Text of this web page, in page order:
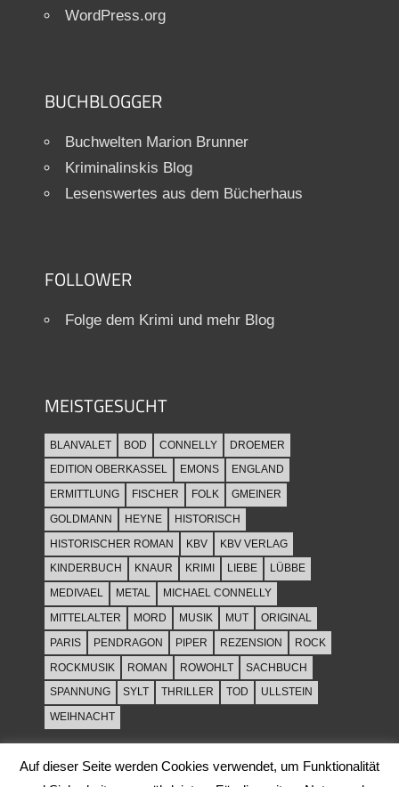
WordPress.org
BUCHBLOGGER
Buchwelten Marion Brunner
Kriminalinskis Blog
Lesenswertes aus dem Bücherhaus
FOLLOWER
Folge dem Krimi und mehr Blog
MEISTGESUCHT
BLANVALET BOD CONNELLY
DROEMER
EDITION OBERKASSEL
EMONS
ENGLAND
ERMITTLUNG
FISCHER FOLK
GMEINER
GOLDMANN
HEYNE
HISTORISCH
HISTORISCHER ROMAN
KBV
KBV VERLAG
KINDERBUCH
KNAUR KRIMI LIEBE
LÜBBE
MEDIVAEL
METAL
MICHAEL CONNELLY
MITTELALTER
MORD MUSIK MUT
ORIGINAL
PARIS
PENDRAGON PIPER REZENSION
ROCK
ROCKMUSIK
ROMAN ROWOHLT
SACHBUCH
SPANNUNG
SYLT THRILLER TOD
ULLSTEIN
WEIHNACHT
Auf dieser Seite werden Cookies verwendet, um Funktionalität